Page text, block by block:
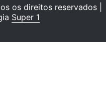
os direitos reservados |
Super 1